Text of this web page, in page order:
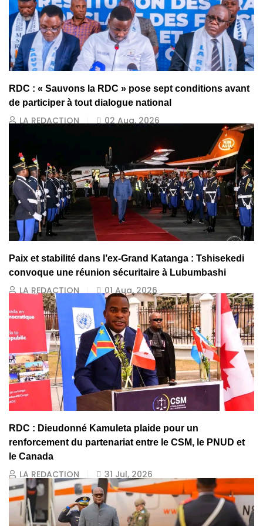
RDC : « Sauvons la RDC » pose sept conditions avant
de participer à tout dialogue national
LA REDACTION 02 Aug, 2026
Paix et stabilité dans l’ex-Grand Katanga : Tshisekedi
convoque une réunion sécuritaire à Lubumbashi
LA REDACTION 01 Aug, 2026
RDC : Dieudonné Kamuleta plaide pour un
renforcement du partenariat entre le CSM, le PNUD et
le Canada
LA REDACTION 31 Jul, 2026